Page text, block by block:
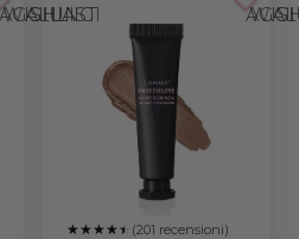
AGGIUNGI ALLA WISHLIST
(201 recensioni)
AGGIUNGI